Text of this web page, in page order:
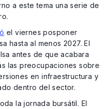
a este tema una serie de
el viernes posponer
hasta al menos 2027. El
antes de que acabara
las preocupaciones sobre
en infraestructura y
dentro del sector.
la jornada bursátil. El